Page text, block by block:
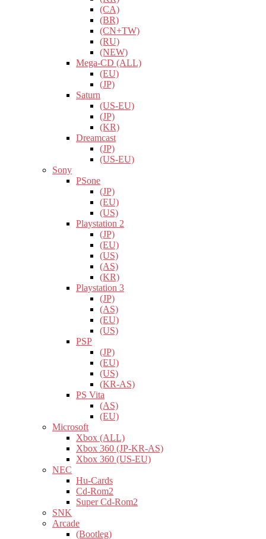
(CA)
(BR)
(CN+TW)
(RU)
(NEW)
Mega-CD (ALL)
(EU)
(JP)
Saturn
(US-EU)
(JP)
(KR)
Dreamcast
(JP)
(US-EU)
Sony
PSone
(JP)
(EU)
(US)
Playstation 2
(JP)
(EU)
(US)
(AS)
(KR)
Playstation 3
(JP)
(AS)
(EU)
(US)
PSP
(JP)
(EU)
(US)
(KR-AS)
PS Vita
(AS)
(EU)
Microsoft
Xbox (ALL)
Xbox 360 (JP-KR-AS)
Xbox 360 (US-EU)
NEC
Hu-Cards
Cd-Rom2
Super Cd-Rom2
SNK
Arcade
(Bootleg)